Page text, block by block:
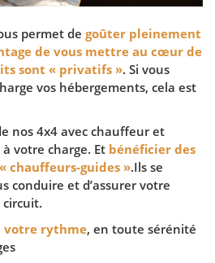
permet de goûter pleinement
de vous mettre au cœur de
sont « privatifs ». Si vous
vos hébergements, cela est
nos 4x4 avec chauffeur et
votre charge. Et bénéficier des
chauffeurs-guides ».Ils se
conduire et d’assurer votre
votre rythme, en toute sérénité